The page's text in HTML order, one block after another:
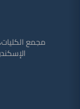
مجمع